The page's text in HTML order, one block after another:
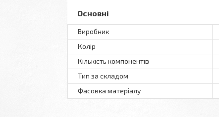
Основні
Виробник
Колір
Кількість компонентів
Тип за складом
Фасовка матеріалу